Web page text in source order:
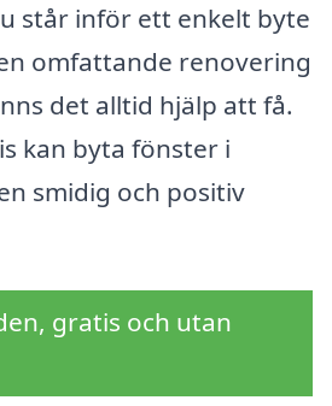
står inför ett enkelt byte
omfattande renovering
det alltid hjälp att få.
kan byta fönster i
smidig och positiv
gratis och utan